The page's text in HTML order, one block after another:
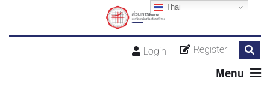
Register
Login
Menu
Thai